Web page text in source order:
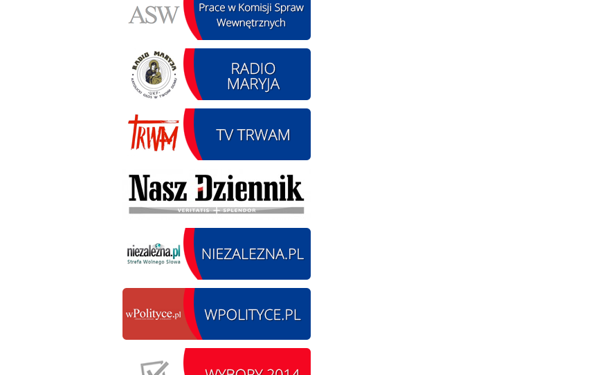
SIERPIEŃ
11
11.08.2026 r. -
Popisanie unowy z
firmą Boenig. Łódź
czytaj więcej
SIERPIEŃ
12
Oddanie drogi.
czytaj więcej
13
Pojazdów
zabytkowych. Wieluń
Ożarów
czytaj więcej
14.08.2026 r. - Dzień